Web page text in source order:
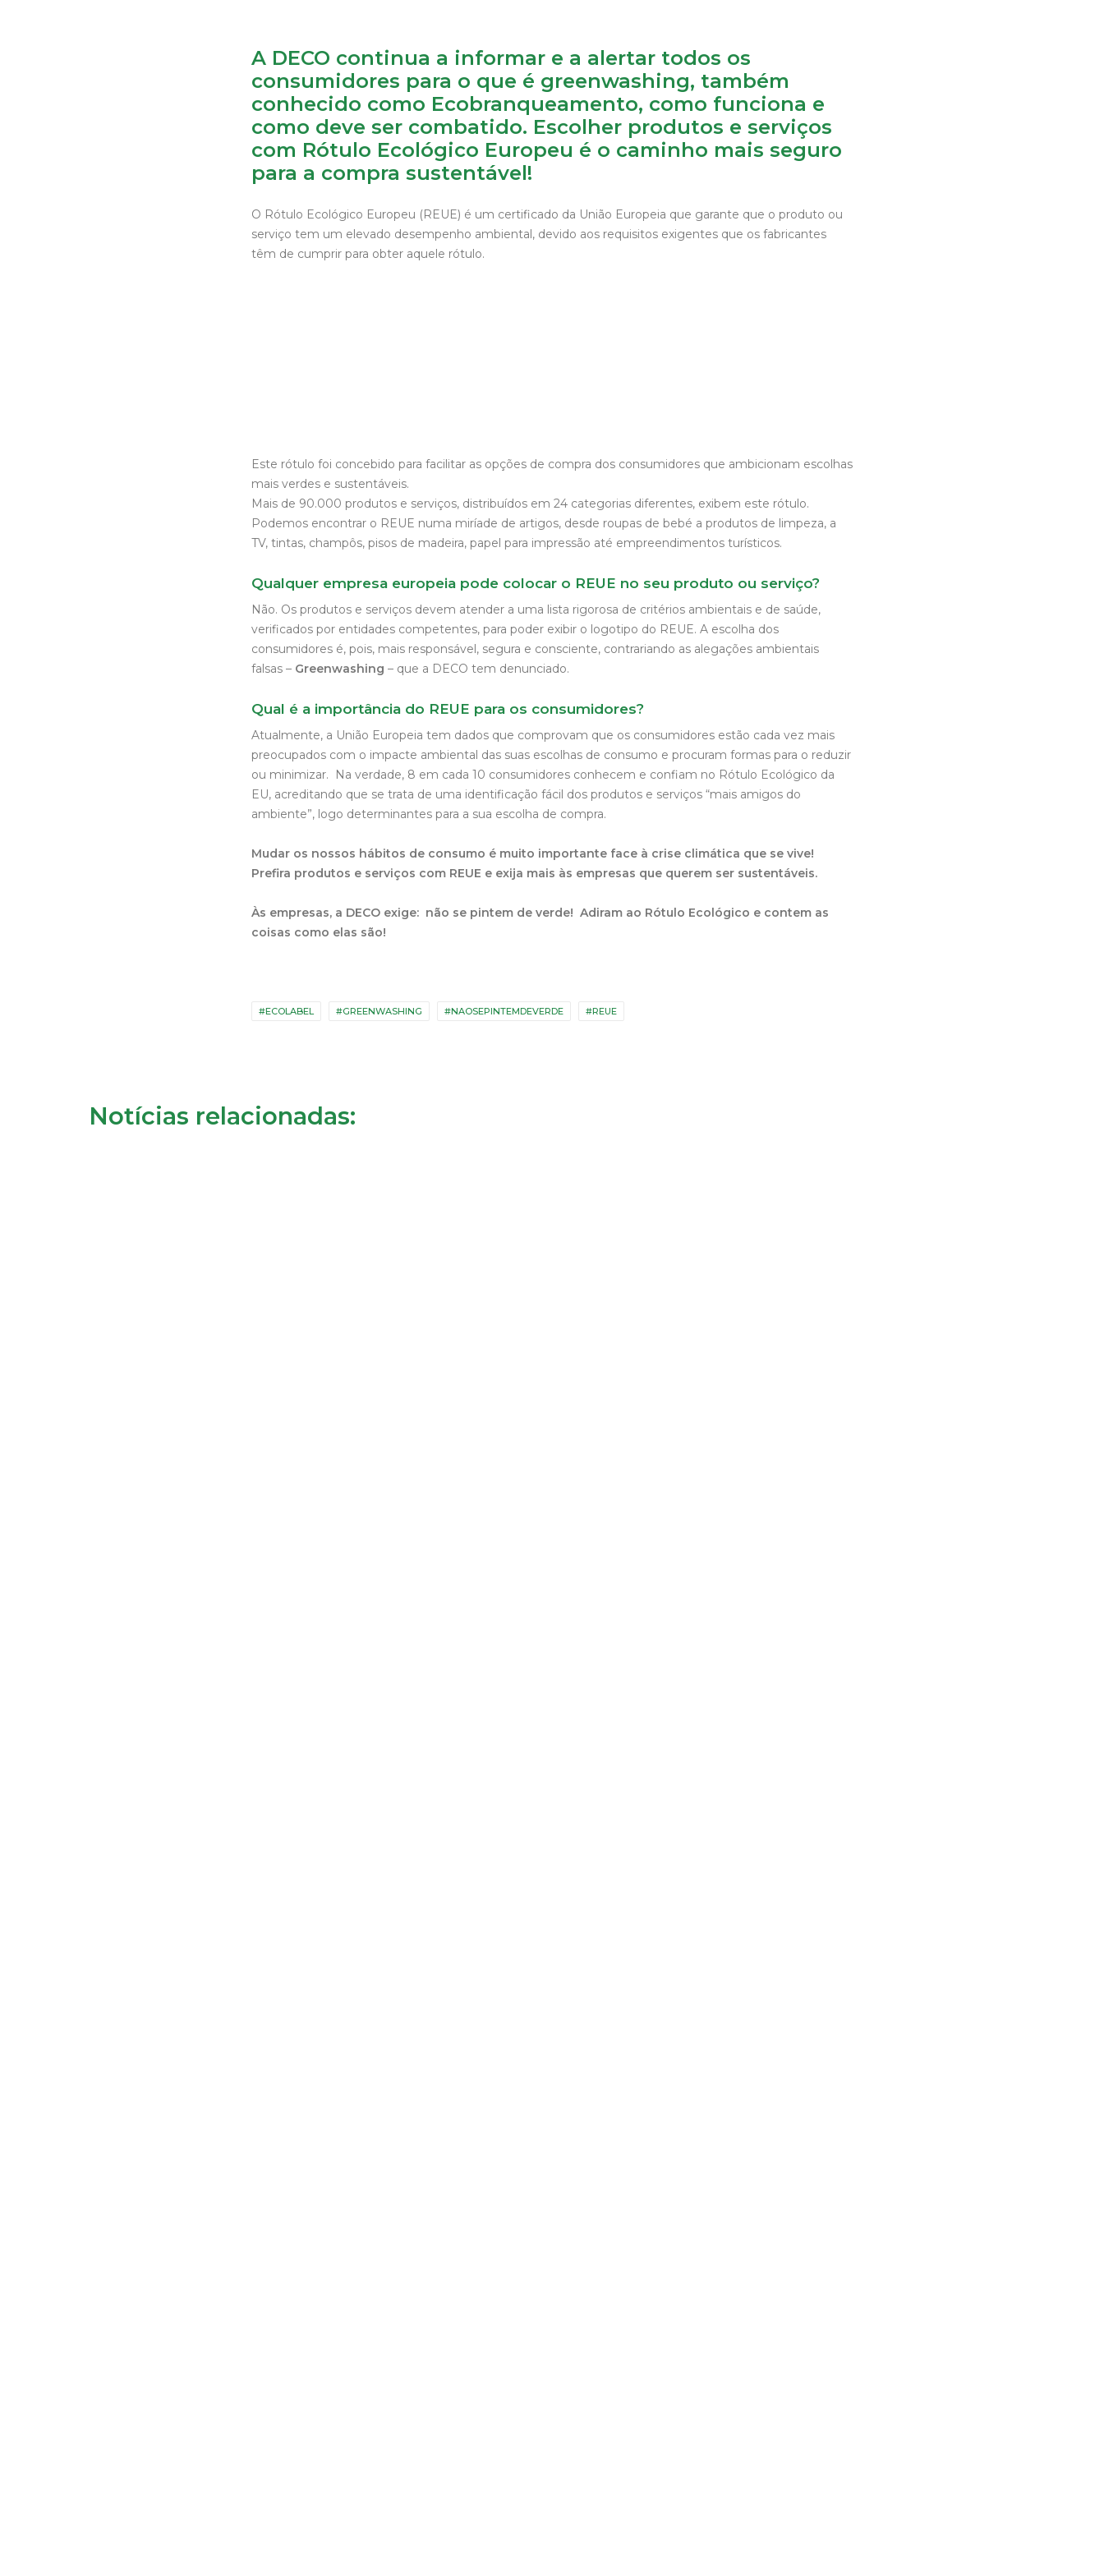
A DECO continua a informar e a alertar todos os
consumidores para o que é greenwashing, também
conhecido como Ecobranqueamento, como funciona e
como deve ser combatido. Escolher produtos e serviços
com Rótulo Ecológico Europeu é o caminho mais seguro
para a compra sustentável!
O Rótulo Ecológico Europeu (REUE) é um certificado da União Europeia que garante que o produto ou
serviço tem um elevado desempenho ambiental, devido aos requisitos exigentes que os fabricantes
têm de cumprir para obter aquele rótulo.
Este rótulo foi concebido para facilitar as opções de compra dos consumidores que ambicionam escolhas
mais verdes e sustentáveis.
Mais de 90.000 produtos e serviços, distribuídos em 24 categorias diferentes, exibem este rótulo.
Podemos encontrar o REUE numa miríade de artigos, desde roupas de bebé a produtos de limpeza, a
TV, tintas, champôs, pisos de madeira, papel para impressão até empreendimentos turísticos.
Qualquer empresa europeia pode colocar o REUE no seu produto ou serviço?
Não. Os produtos e serviços devem atender a uma lista rigorosa de critérios ambientais e de saúde,
verificados por entidades competentes, para poder exibir o logotipo do REUE. A escolha dos
consumidores é, pois, mais responsável, segura e consciente, contrariando as alegações ambientais
falsas – Greenwashing – que a DECO tem denunciado.
Qual é a importância do REUE para os consumidores?
Atualmente, a União Europeia tem dados que comprovam que os consumidores estão cada vez mais
preocupados com o impacte ambiental das suas escolhas de consumo e procuram formas para o reduzir
ou minimizar. Na verdade, 8 em cada 10 consumidores conhecem e confiam no Rótulo Ecológico da
EU, acreditando que se trata de uma identificação fácil dos produtos e serviços “mais amigos do
ambiente”, logo determinantes para a sua escolha de compra.
Mudar os nossos hábitos de consumo é muito importante face à crise climática que se vive!
Prefira produtos e serviços com REUE e exija mais às empresas que querem ser sustentáveis.
Às empresas, a DECO exige: não se pintem de verde! Adiram ao Rótulo Ecológico e contem as
coisas como elas são!
#ECOLABEL #GREENWASHING #NAOSEPINTEMDEVERDE #REUE
Notícias relacionadas: